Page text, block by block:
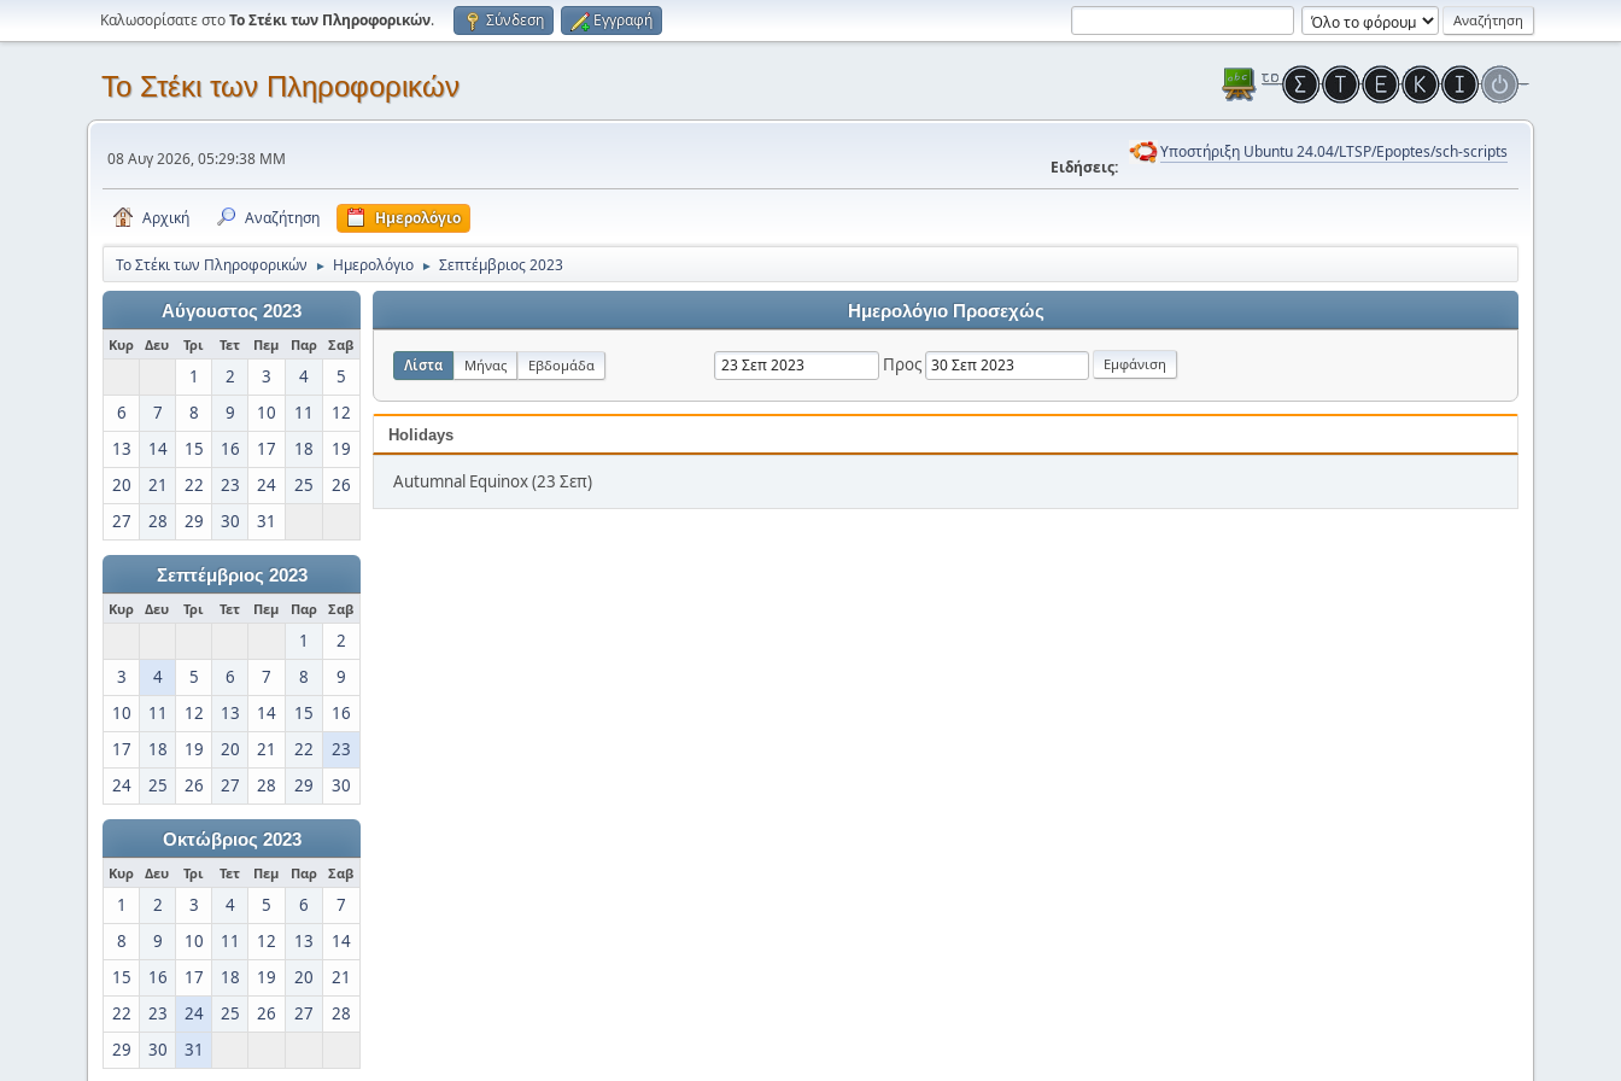
Καλωσορίσατε στοΤο Στέκι των Πληροφορικών. Σύνδεση Εγγραφή
Το Στέκι των Πληροφορικών
08 Αυγ 2026, 05:29:38 ΜΜ Ειδήσεις:
Υποστήριξη Ubuntu 24.04/LTSP/Epoptes/sch-scripts
Αρχική Αναζήτηση Ημερολόγιο
Το Στέκι των Πληροφορικών ► Ημερολόγιο ► Σεπτέμβριος 2023
Αύγουστος 2023
Κυρ Δευ Τρι Τετ Πεμ Παρ Σαβ
1 2 3 4
5
6
7 8 9 10 11
12
13
14 15 16 17 18
19
20
21 22 23 24 25
26
27
28 29 30 31
Σεπτέμβριος 2023
Κυρ Δευ Τρι Τετ Πεμ Παρ Σαβ
1
2
3
4 5 6 7 8
9
10
11 12 13 14 15
16
17
18 19 20 21 22
23
24
25 26 27 28 29 30
Οκτώβριος 2023
Κυρ Δευ Τρι Τετ Πεμ Παρ Σαβ
1 2 3 4 5 6
7
8
9 10 11 12 13
14
15
16 17 18 19 20
21
22
23 24 25 26 27
28
29
30 31
Ημερολόγιο Προσεχώς
Λίστα Μήνας Εβδομάδα Προς
Holidays
Autumnal Equinox (23 Σεπ)